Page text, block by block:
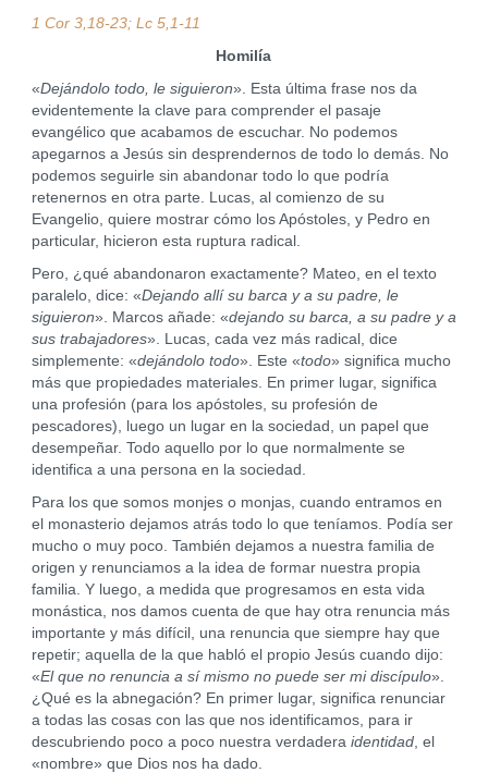
1 Cor 3,18-23; Lc 5,1-11
Homilía
«Dejándolo todo, le siguieron». Esta última frase nos da
evidentemente la clave para comprender el pasaje
evangélico que acabamos de escuchar. No podemos
apegarnos a Jesús sin desprendernos de todo lo demás. No
podemos seguirle sin abandonar todo lo que podría
retenernos en otra parte. Lucas, al comienzo de su
Evangelio, quiere mostrar cómo los Apóstoles, y Pedro en
particular, hicieron esta ruptura radical.
Pero, ¿qué abandonaron exactamente? Mateo, en el texto
paralelo, dice: «Dejando allí su barca y a su padre, le
siguieron». Marcos añade: «dejando su barca, a su padre y a
sus trabajadores». Lucas, cada vez más radical, dice
simplemente: «dejándolo todo». Este «todo» significa mucho
más que propiedades materiales. En primer lugar, significa
una profesión (para los apóstoles, su profesión de
pescadores), luego un lugar en la sociedad, un papel que
desempeñar. Todo aquello por lo que normalmente se
identifica a una persona en la sociedad.
Para los que somos monjes o monjas, cuando entramos en
el monasterio dejamos atrás todo lo que teníamos. Podía ser
mucho o muy poco. También dejamos a nuestra familia de
origen y renunciamos a la idea de formar nuestra propia
familia. Y luego, a medida que progresamos en esta vida
monástica, nos damos cuenta de que hay otra renuncia más
importante y más difícil, una renuncia que siempre hay que
repetir; aquella de la que habló el propio Jesús cuando dijo:
«El que no renuncia a sí mismo no puede ser mi discípulo».
¿Qué es la abnegación? En primer lugar, significa renunciar
a todas las cosas con las que nos identificamos, para ir
descubriendo poco a poco nuestra verdadera identidad, el
«nombre» que Dios nos ha dado.